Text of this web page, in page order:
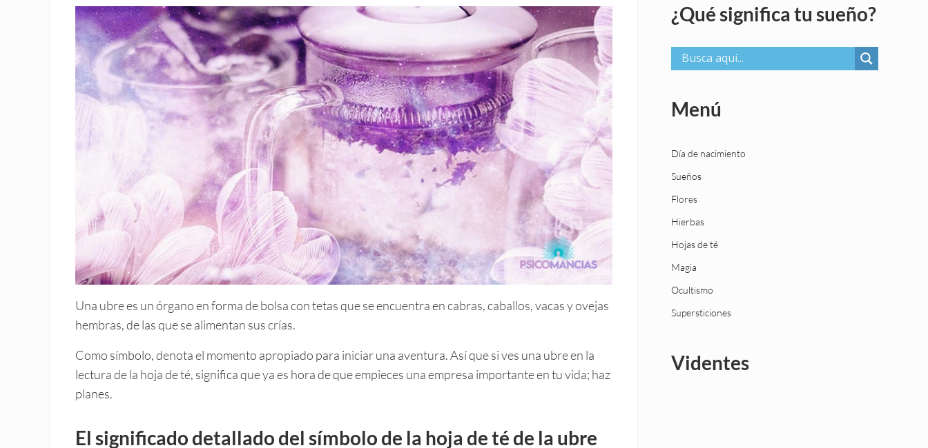
Una ubre es un órgano en forma de bolsa con tetas que se encuentra en cabras, caballos, vacas y ovejas
hembras, de las que se alimentan sus crías.
Como símbolo, denota el momento apropiado para iniciar una aventura. Así que si ves una ubre en la
lectura de la hoja de té, significa que ya es hora de que empieces una empresa importante en tu vida; haz
planes.
El significado detallado del símbolo de la hoja de té de la ubre
¿Qué significa tu sueño?
Menú
Día de nacimiento
Sueños
Flores
Hierbas
Hojas de té
Magia
Ocultismo
Supersticiones
Videntes